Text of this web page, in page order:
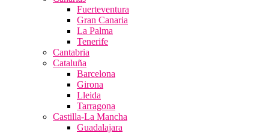
Fuerteventura
Gran Canaria
La Palma
Tenerife
Cantabria
Cataluña
Barcelona
Girona
Lleida
Tarragona
Castilla-La Mancha
Guadalajara